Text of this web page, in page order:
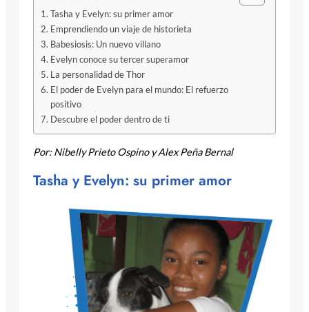
Tasha y Evelyn: su primer amor
Emprendiendo un viaje de historieta
Babesiosis: Un nuevo villano
Evelyn conoce su tercer superamor
La personalidad de Thor
El poder de Evelyn para el mundo: El refuerzo
positivo
Descubre el poder dentro de ti
Por: Nibelly Prieto Ospino y Alex Peña Bernal
Tasha y Evelyn: su primer amor